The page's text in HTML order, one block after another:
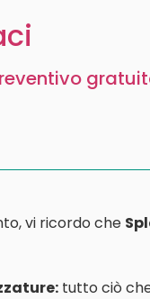
vi ricordo che
tutto ciò